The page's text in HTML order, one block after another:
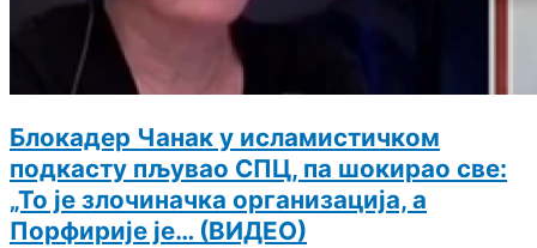
Блокадер Чанак у исламистичком
подкасту пљувао СПЦ, па шокирао све:
„То је злочиначка организација, а
Порфирије је… (ВИДЕО)